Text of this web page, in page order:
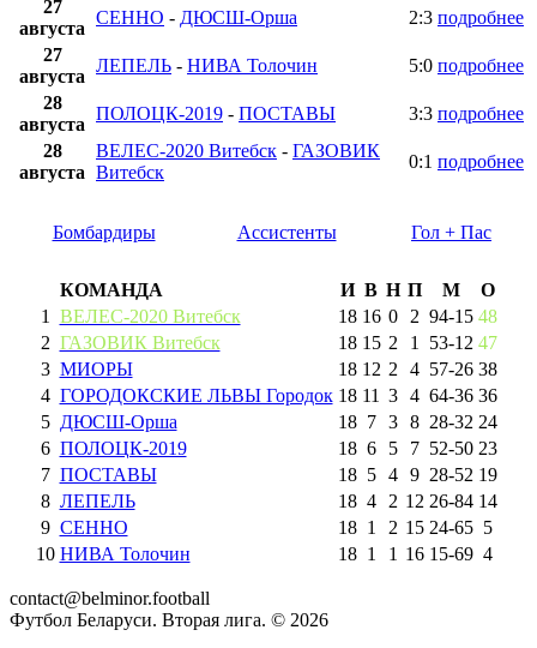
27
августа
СЕННО - ДЮСШ-Орша 2:3 подробнее
27
августа
ЛЕПЕЛЬ - НИВА Толочин 5:0 подробнее
28
августа
ПОЛОЦК-2019 - ПОСТАВЫ 3:3 подробнее
28
августа
ВЕЛЕС-2020 Витебск - ГАЗОВИК
Витебск
0:1 подробнее
Бомбардиры Ассистенты Гол + Пас
КОМАНДА И В Н П М
О
1
ВЕЛЕС-2020 Витебск 18 16 0 2 94-15 48
2 ГАЗОВИК Витебск 18 15 2 1 53-12 47
3 МИОРЫ 18 12 2 4 57-26 38
4 ГОРОДОКСКИЕ ЛЬВЫ Городок 18 11 3 4 64-36 36
5 ДЮСШ-Орша 18 7 3 8 28-32 24
6 ПОЛОЦК-2019 18 6 5 7 52-50 23
7 ПОСТАВЫ 18 5 4 9 28-52 19
8 ЛЕПЕЛЬ 18 4 2 12 26-84 14
9 СЕННО 18 1 2 15 24-65 5
10 НИВА Толочин 18 1 1 16 15-69 4
contact@belminor.football
Футбол Беларуси. Вторая лига. © 2026